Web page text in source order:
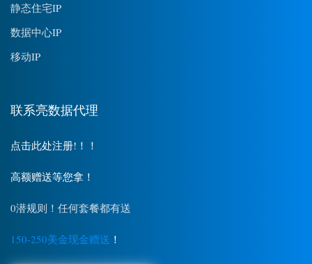
静态住宅IP
数据中心IP
移动IP
联系亮数据代理
点击此处注册!！！
高额赠送等您拿！
0潜规则！任何套餐都有送
150-250美金现金赠送 ！